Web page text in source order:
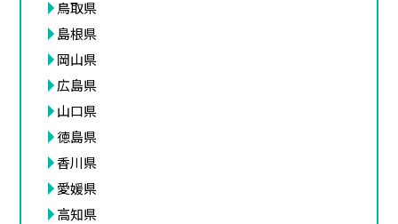
鳥取県
島根県
岡山県
広島県
山口県
徳島県
香川県
愛媛県
高知県